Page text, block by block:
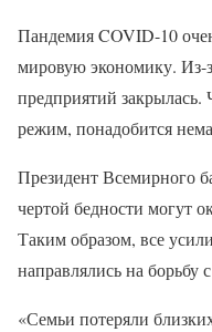
Пандемия COVID-10
мировую экономику. Из-
предприятий
режим, понадобится
Президент Всемирного
чертой бедности могут
Таким образом, все
направлялись на борьбу
«Семьи потеряли